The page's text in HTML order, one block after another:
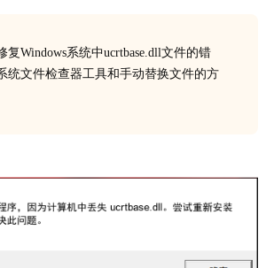
复Windows系统中ucrtbase.dll文件的错
统文件检查器工具和手动替换文件的方